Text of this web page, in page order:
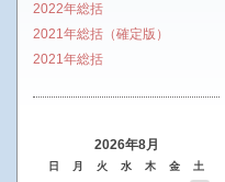
2022年総括
2021年総括（確定版）
2021年総括
2026年8月
日 月 火 水 木 金 土